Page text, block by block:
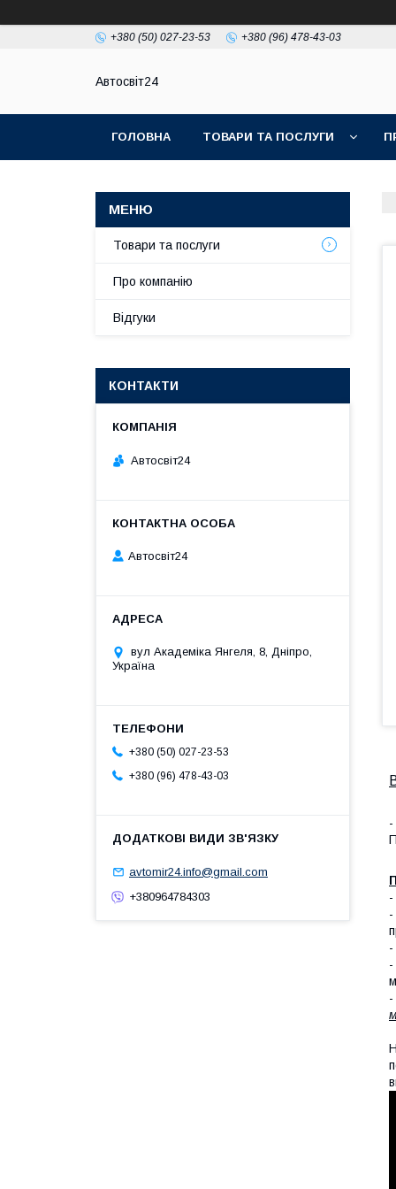
+380 (50) 027-23-53 +380 (96) 478-43-03
Автосвіт24
ГОЛОВНА ТОВАРИ ТА ПОСЛУГИ
-
-
-
-
-
Товари та послуги
Про компанію
Відгуки
КОНТАКТИ
Автосвіт24
Автосвіт24
вул Академіка Янгеля, 8, Дніпро,
Україна
+380 (50) 027-23-53
+380 (96) 478-43-03
avtomir24.info@gmail.com
+380964784303